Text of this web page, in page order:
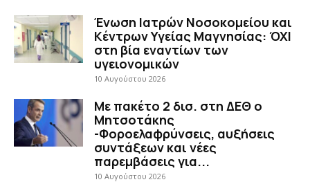
Ένωση Ιατρών Νοσοκομείου και
Κέντρων Υγείας Μαγνησίας: ΌΧΙ
στη βία εναντίων των
υγειονομικών
10 Αυγούστου 2026
Με πακέτο 2 δισ. στη ΔΕΘ ο
Μητσοτάκης
-Φοροελαφρύνσεις, αυξήσεις
συντάξεων και νέες
παρεμβάσεις για...
10 Αυγούστου 2026